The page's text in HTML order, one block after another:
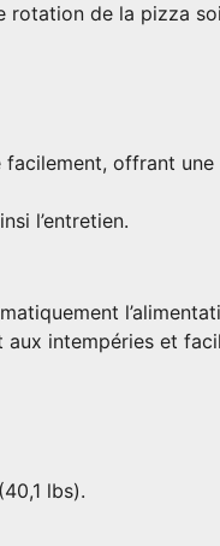
de la pizza
offrant
l’entretien.
intempéries et
lbs).